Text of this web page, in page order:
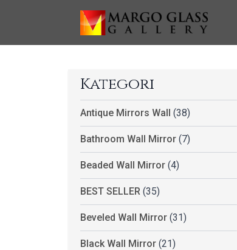
Kategori
Antique Mirrors Wall (38)
Bathroom Wall Mirror (7)
Beaded Wall Mirror (4)
BEST SELLER (35)
Beveled Wall Mirror (31)
Black Wall Mirror (21)